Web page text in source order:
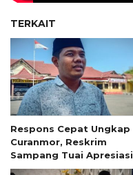
TERKAIT
Respons Cepat Ungkap
Curanmor, Reskrim
Sampang Tuai Apresiasi